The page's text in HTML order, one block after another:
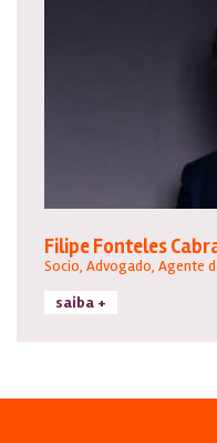
Filipe Fonteles
Socio, Advogado, Agente
saiba +